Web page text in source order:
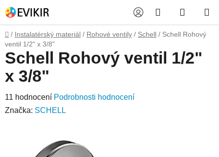
na
obsah
Hledat
KOŠÍK
Domů
/ Instalatérský materiál / Rohové ventily / Schell / Schell Rohový
ventil 1/2" x 3/8"
Schell Rohový ventil 1/2"
x 3/8"
Průměrné
hodnocení
11 hodnocení Podrobnosti hodnocení
Značka: SCHELL